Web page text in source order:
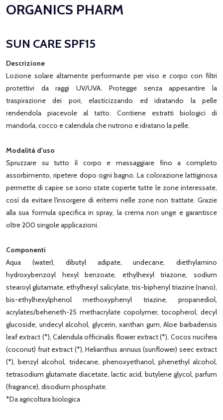
ORGANICS PHARM
SUN CARE SPF15
Descrizione
Lozione solare altamente performante per viso e corpo con filtri
protettivi da raggi UV/UVA. Protegge senza appesantire la
traspirazione dei pori, elasticizzando ed idratando la pelle
rendendola piacevole al tatto. Contiene estratti biologici di
mandorla, cocco e calendula che nutrono e idratano la pelle.
Modalità d'uso
Spruzzare su tutto il corpo e massaggiare fino a completo
assorbimento, ripetere dopo ogni bagno. La colorazione lattiginosa
permette di capire se sono state coperte tutte le zone interessate,
così da evitare l'insorgere di eritemi nelle zone non trattate. Grazie
alla sua formula specifica in spray, la crema non unge e garantisce
oltre 200 singole applicazioni.
Componenti
Aqua (water), dibutyl adipate, undecane, diethylamino
hydroxybenzoyl hexyl benzoate, ethylhexyl triazone, sodium
stearoyl glutamate, ethylhexyl salicylate, tris-biphenyl triazine (nano),
bis-ethylhexylphenol methoxyphenyl triazine, propanediol,
acrylates/beheneth-25 methacrylate copolymer, tocopherol, decyl
glucoside, undecyl alcohol, glycerin, xanthan gum, Aloe barbadensis
leaf extract (*), Calendula officinalis flower extract (*), Cocos nucifera
(coconut) fruit extract (*), Helianthus annuus (sunflower) seec extract
(*), benzyl alcohol, tridecane, phenoxyethanol, phenethyl alcohol,
tetrasodium glutamate diacetate, lactic acid, butylene glycol, parfum
(fragrance), disodium phosphate.
*Da agricoltura biologica